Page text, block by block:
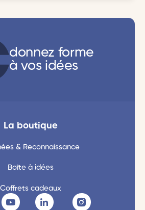
donnez forme
à vos idées
La boutique
& Reconnaissance
Boîte à idées
Coffrets cadeaux